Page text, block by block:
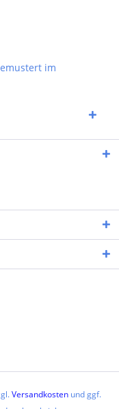
im
Versandkosten und ggf.